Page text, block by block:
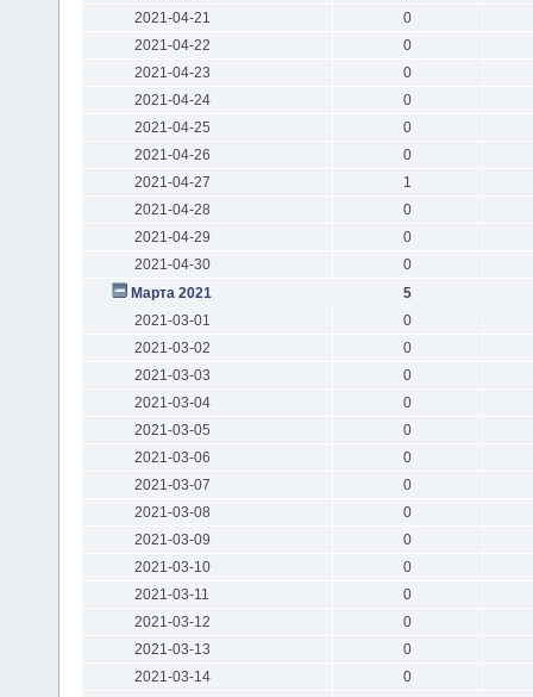
2021-04-21
0
2021-04-22
0
2021-04-23
0
2021-04-24
0
2021-04-25
0
2021-04-26
0
2021-04-27
1
2021-04-28
0
2021-04-29
0
2021-04-30
0
Марта 2021
5
2021-03-01
0
2021-03-02
0
2021-03-03
0
2021-03-04
0
2021-03-05
0
2021-03-06
0
2021-03-07
0
2021-03-08
0
2021-03-09
0
2021-03-10
0
2021-03-11
0
2021-03-12
0
2021-03-13
0
2021-03-14
0